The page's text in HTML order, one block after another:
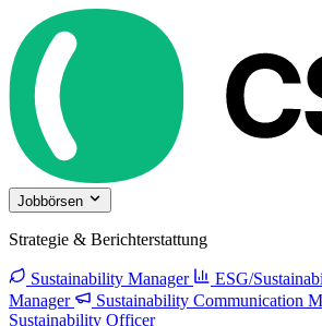
Jobbörsen
Strategie & Berichterstattung
Sustainability Manager
ESG/
Manager
Sustainability Communication
Sustainability Officer